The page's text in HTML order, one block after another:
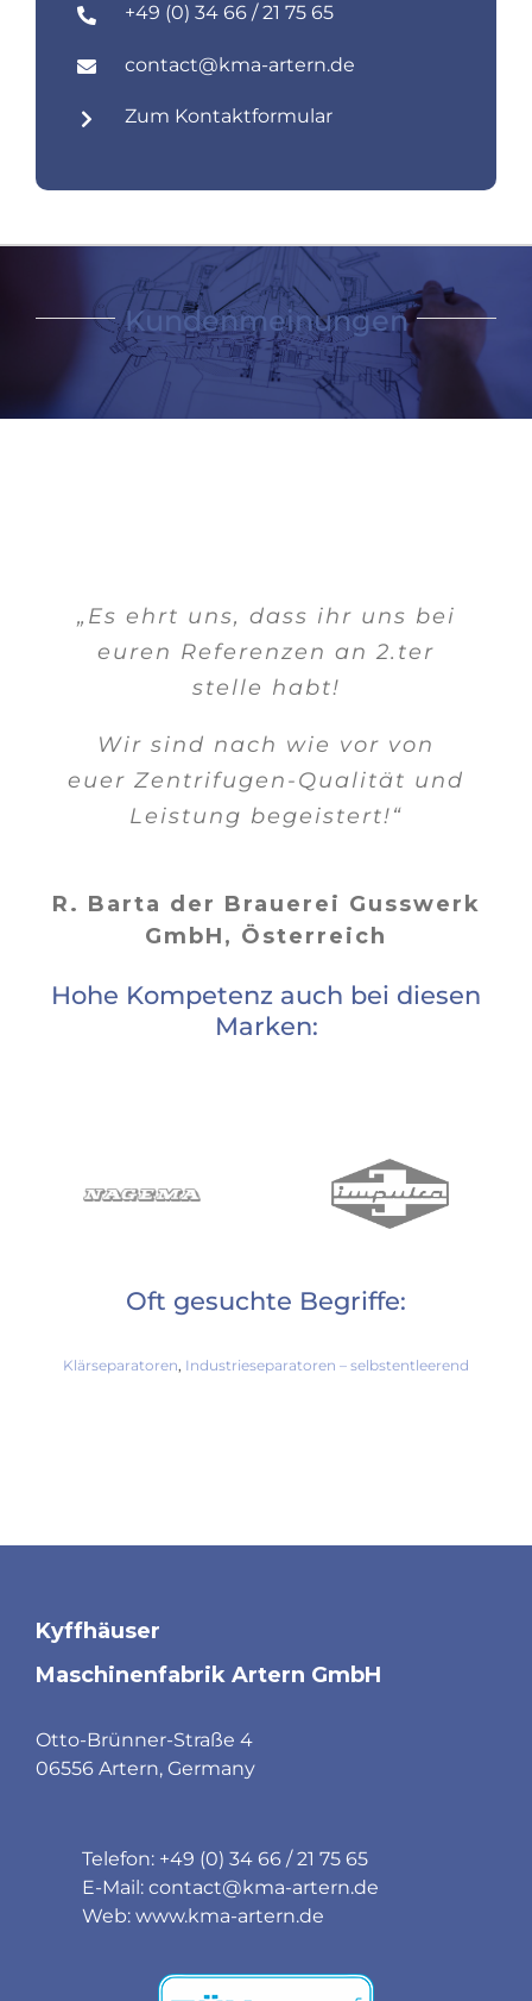
+49 (0) 34 66 / 21 75 65
contact@kma-artern.de
Zum Kontaktformular
Kundenmeinungen
„Es ehrt uns, dass ihr uns bei
euren Referenzen an 2.ter
stelle habt!
Wir sind nach wie vor von
euer Zentrifugen-Qualität und
Leistung begeistert!“
R. Barta der Brauerei Gusswerk
GmbH, Österreich
Hohe Kompetenz auch bei diesen
Marken:
Oft gesuchte Begriffe:
Klärseparatoren, Industrieseparatoren – selbstentleerend
Kyffhäuser
Maschinenfabrik Artern GmbH
Otto-Brünner-Straße 4
06556 Artern, Germany
Telefon: +49 (0) 34 66 / 21 75 65
E-Mail: contact@kma-artern.de
Web: www.kma-artern.de